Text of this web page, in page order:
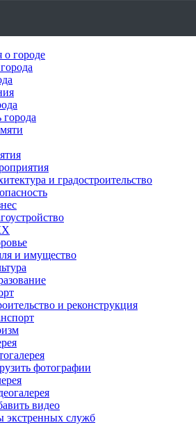
о городе
города
и градостроительство
и имущество
и реконструкция
фотографии
видео
экстренных служб